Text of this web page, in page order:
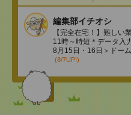
編集部イチオシ
【完全在宅！】難しい
11時～時短＊データ入
8月15日・16日＞ドー
(8/7UP!)